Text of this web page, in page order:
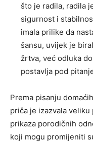
što je radila, radila
sigurnost i
imala prilike da
šansu, uvijek je
žrtva, već odluka
postavlja pod
Prema pisanju
priča je izazvala
prikaza porodičnih
koji mogu promijeniti